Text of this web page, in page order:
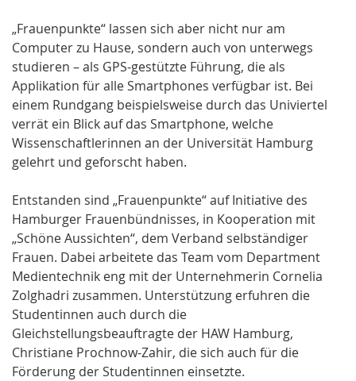
„Frauenpunkte“ lassen sich aber nicht nur am
Computer zu Hause, sondern auch von unterwegs
studieren – als GPS-gestützte Führung, die als
Applikation für alle Smartphones verfügbar ist. Bei
einem Rundgang beispielsweise durch das Univiertel
verrät ein Blick auf das Smartphone, welche
Wissenschaftlerinnen an der Universität Hamburg
gelehrt und geforscht haben.
Entstanden sind „Frauenpunkte“ auf Initiative des
Hamburger Frauenbündnisses, in Kooperation mit
„Schöne Aussichten“, dem Verband selbständiger
Frauen. Dabei arbeitete das Team vom Department
Medientechnik eng mit der Unternehmerin Cornelia
Zolghadri zusammen. Unterstützung erfuhren die
Studentinnen auch durch die
Gleichstellungsbeauftragte der HAW Hamburg,
Christiane Prochnow-Zahir, die sich auch für die
Förderung der Studentinnen einsetzte.